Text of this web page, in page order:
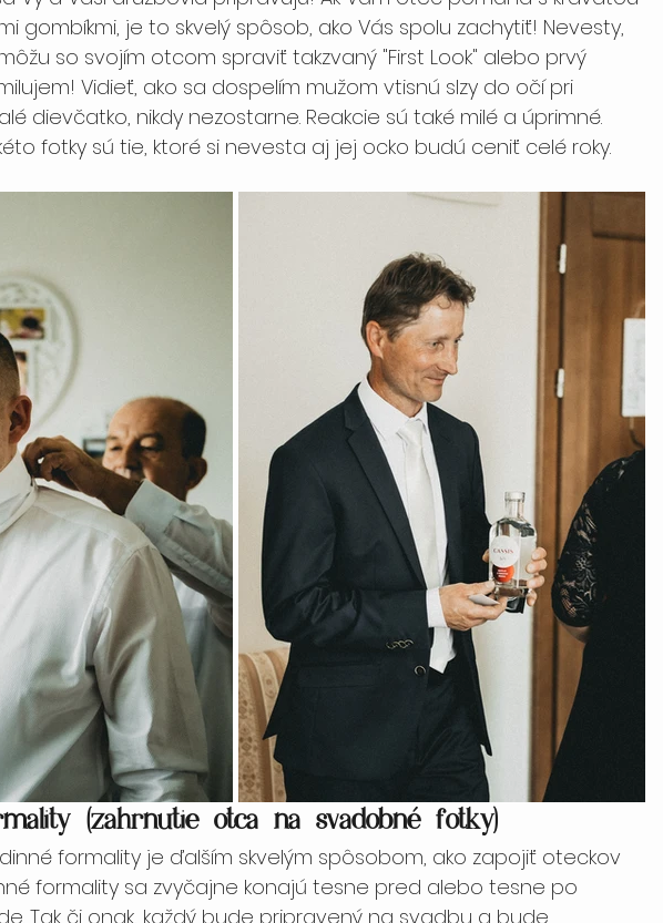
gombíkmi, je to skvelý spôsob, ako Vás spolu zachytiť! Nevesty,
so svojím otcom spraviť takzvaný "First Look" alebo prvý
Vidieť, ako sa dospelím mužom vtisnú slzy do očí pri
dievčatko, nikdy nezostarne. Reakcie sú také milé a úprimné.
fotky sú tie, ktoré si nevesta aj jej ocko budú ceniť celé roky.
(zahrnutie otca na svadobné fotky)
formality je ďalším skvelým spôsobom, ako zapojiť oteckov
formality sa zvyčajne konajú tesne pred alebo tesne po
Tak či onak, každý bude pripravený na svadbu a bude